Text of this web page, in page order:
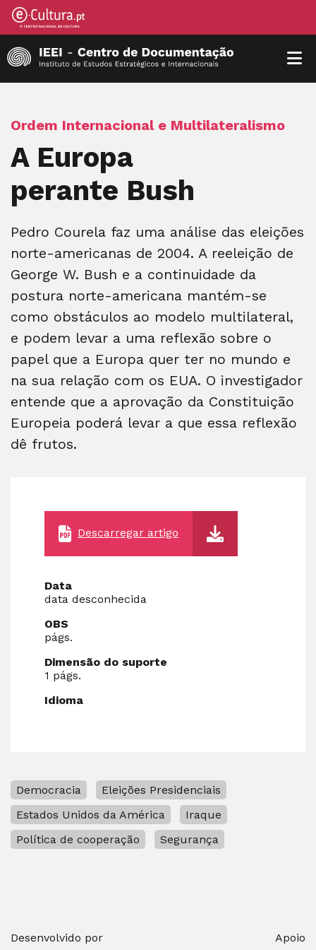
Ordem Internacional e Multilateralismo
A Europa
perante Bush
Pedro Courela faz uma análise das eleições
norte-americanas de 2004. A reeleição de
George W. Bush e a continuidade da
postura norte-americana mantém-se
como obstáculos ao modelo multilateral,
e podem levar a uma reflexão sobre o
papel que a Europa quer ter no mundo e
na sua relação com os EUA. O investigador
entende que a aprovação da Constituição
Europeia poderá levar a que essa reflexão
dê frutos.
Descarregar artigo
Data
data desconhecida
OBS
págs.
Dimensão do suporte
1 págs.
Idioma
Democracia
Eleições Presidenciais
Estados Unidos da América
Iraque
Política de cooperação
Segurança
Desenvolvido por Apoio